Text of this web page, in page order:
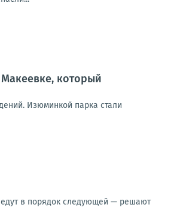
который
Изюминкой парка стали
в порядок следующей — решают